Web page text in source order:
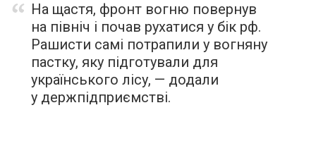
На щастя, фронт вогню повернув
на північ і почав рухатися у бік рф.
Рашисти самі потрапили у вогняну
пастку, яку підготували для
українського лісу, — додали
у держпідприємстві.